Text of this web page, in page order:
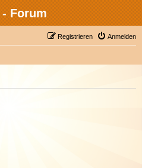
- Forum
Anmelden
Registrieren